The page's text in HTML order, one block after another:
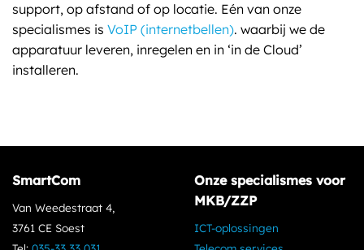
support, op afstand of op locatie. Eén van onze
specialismes is VoIP (internetbellen). waarbij we de
apparatuur leveren, inregelen en in ‘in de Cloud’
installeren.
SmartCom
Van Weedestraat 4,
3761 CE Soest
Onze specialismes voor
MKB/ZZP
ICT-oplossingen